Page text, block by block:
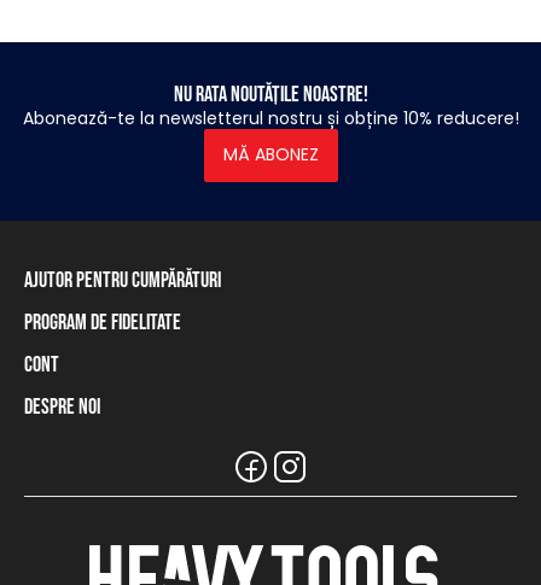
Nu rata noutățile noastre!
Abonează-te la newsletterul nostru și obține 10% reducere!
MĂ ABONEZ
Ajutor pentru cumpărături
Informații privind livrarea
Modalități de plată
Tabel de mărimi
Magazinele noastre și distribuitorii
Program de fidelitate
Programul de fidelitate
Soldul cardului de fidelitate
Cont
Autentificare / Înregistrare
Despre noi
Informații pentru distribuitori